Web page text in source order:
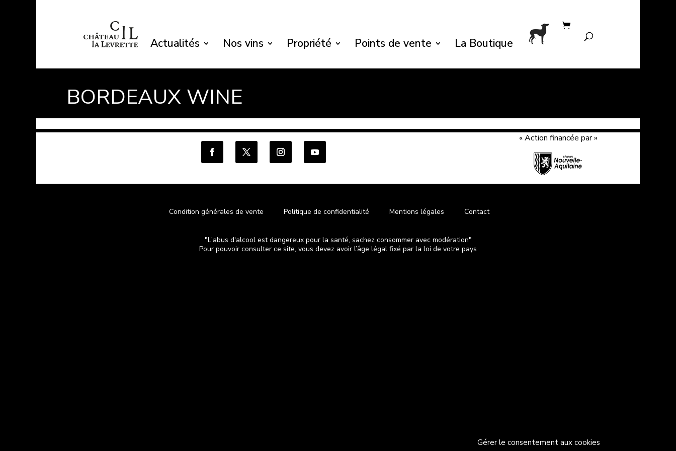
Gérer le consentement aux cookies
Actualités Nos vins Propriété Points de vente La Boutique
BORDEAUX WINE
« Action financée par »
Condition générales de vente Politique de confidentialité Mentions légales Contact
"L'abus d'alcool est dangereux pour la santé, sachez consommer avec modération"
Pour pouvoir consulter ce site, vous devez avoir l’âge légal fixé par la loi de votre pays